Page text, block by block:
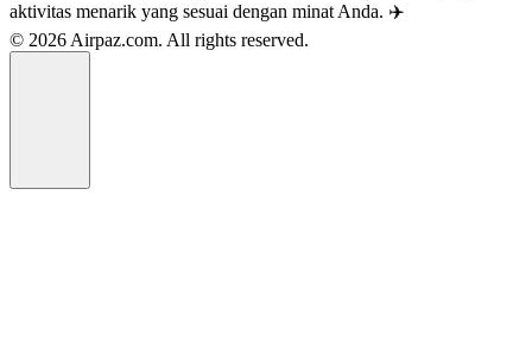
aktivitas menarik yang sesuai dengan minat Anda. ✈️
© 2026 Airpaz.com. All rights reserved.